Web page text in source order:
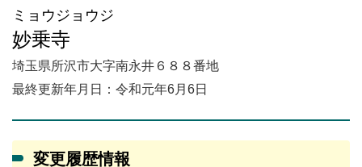
ミョウジョウジ
妙乗寺
埼玉県所沢市大字南永井６８８番地
最終更新年月日：令和元年6月6日
変更履歴情報